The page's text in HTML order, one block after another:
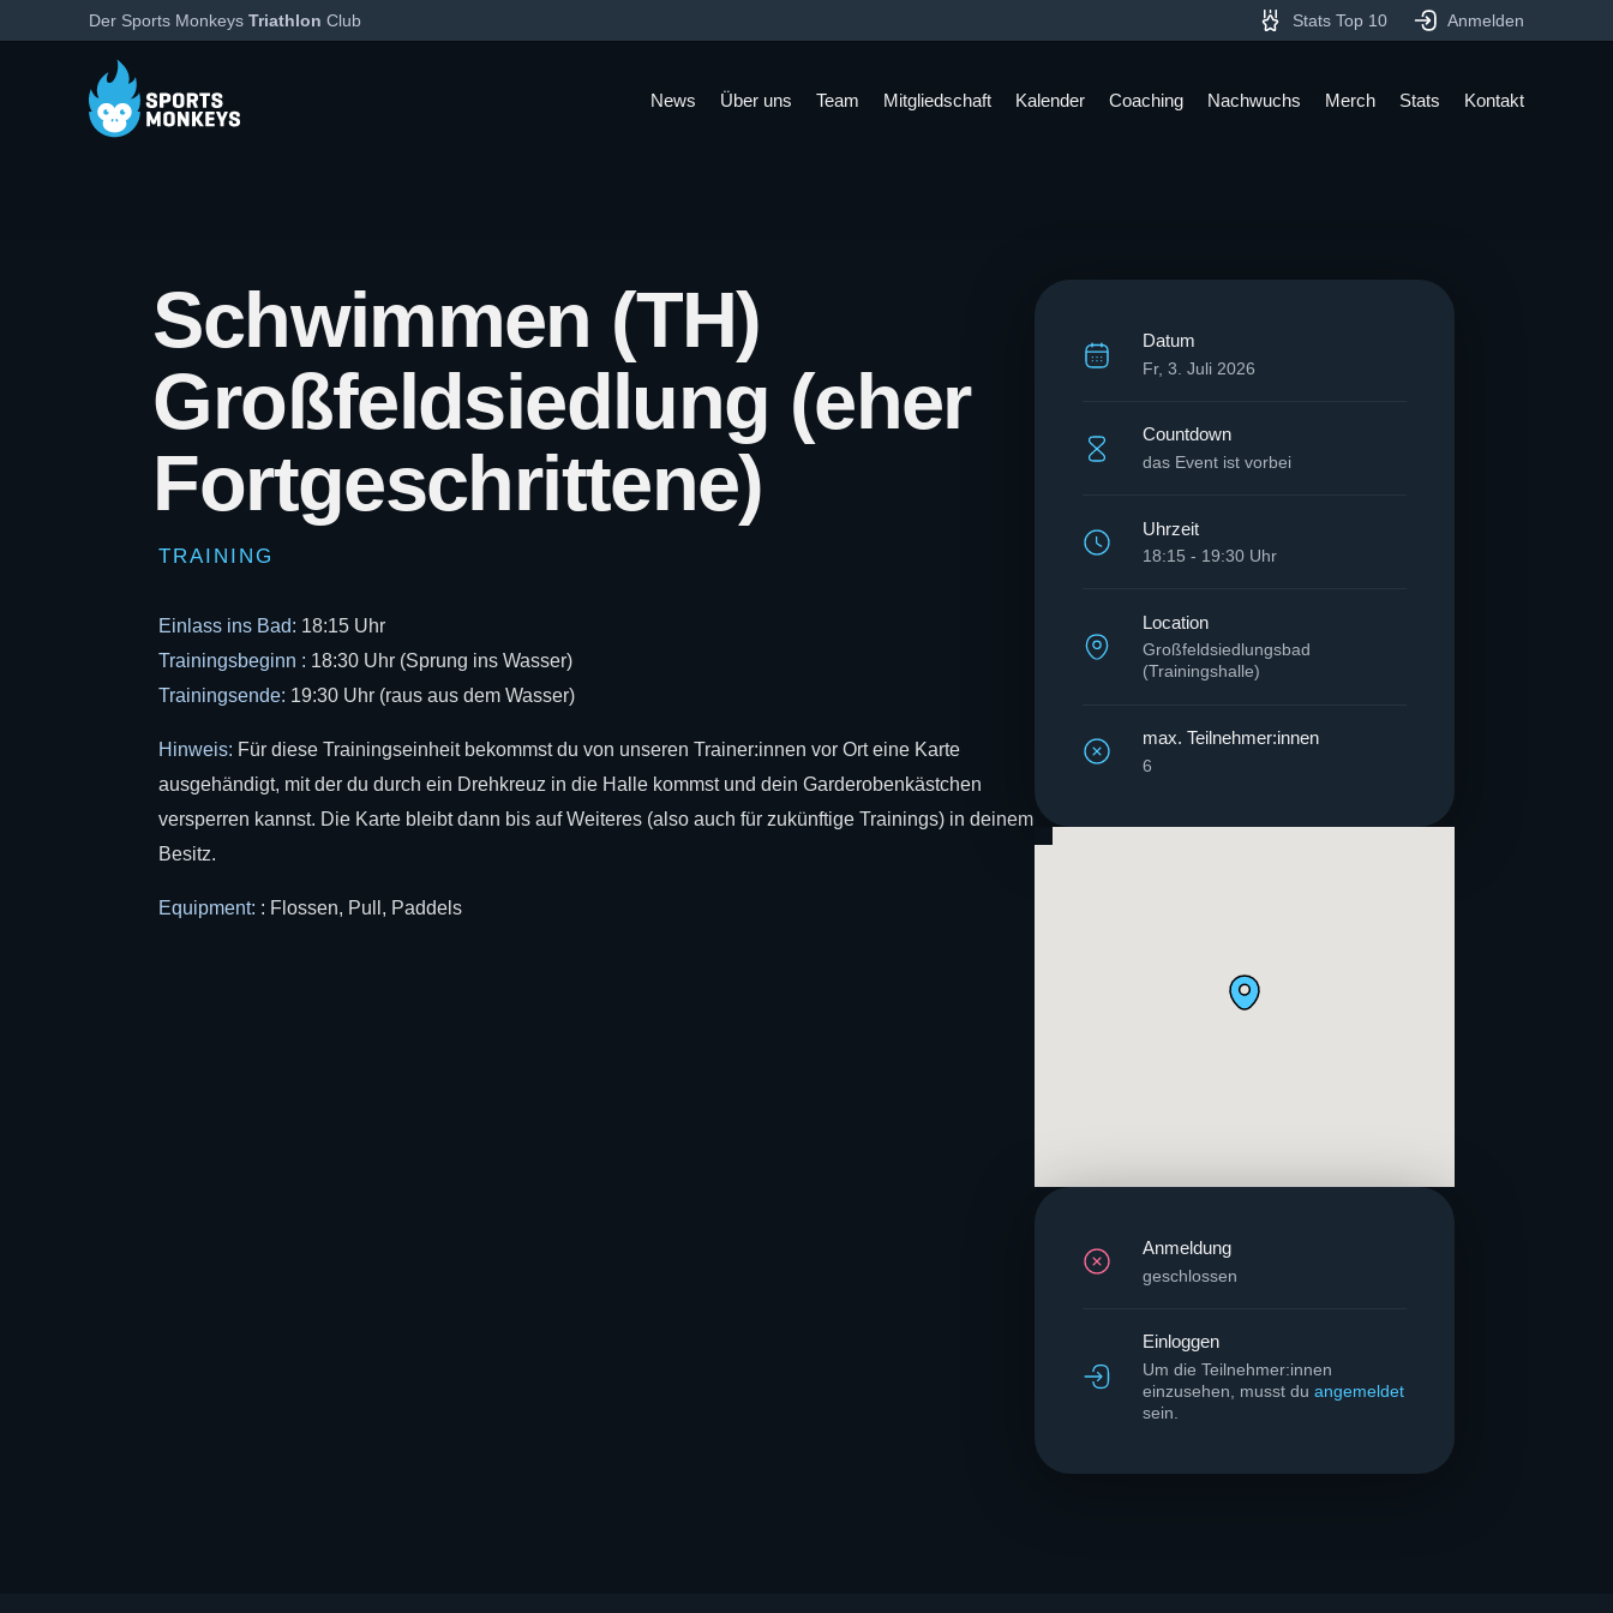
Der Sports Monkeys Triathlon Club Stats Top 10 Anmelden
News Über uns Team Mitgliedschaft Kalender Coaching Nachwuchs Merch Stats Kontakt
Schwimmen (TH)
Großfeldsiedlung (eher
Fortgeschrittene)
TRAINING
Einlass ins Bad: 18:15 Uhr
Trainingsbeginn : 18:30 Uhr (Sprung ins Wasser)
Trainingsende: 19:30 Uhr (raus aus dem Wasser)
Hinweis: Für diese Trainingseinheit bekommst du von unseren Trainer:innen vor Ort eine Karte
ausgehändigt, mit der du durch ein Drehkreuz in die Halle kommst und dein Garderobenkästchen
versperren kannst. Die Karte bleibt dann bis auf Weiteres (also auch für zukünftige Trainings) in deinem
Besitz.
Equipment: : Flossen, Pull, Paddels
Datum
Fr, 3. Juli 2026
Countdown
das Event ist vorbei
Uhrzeit
18:15 - 19:30 Uhr
Location
Großfeldsiedlungsbad
(Trainingshalle)
max. Teilnehmer:innen
6
Anmeldung
geschlossen
Einloggen
Um die Teilnehmer:innen
einzusehen, musst du angemeldet
sein.